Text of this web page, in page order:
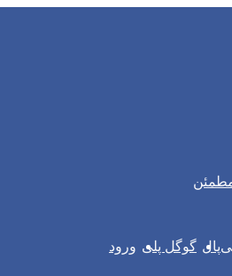
گوگل پلی ورود